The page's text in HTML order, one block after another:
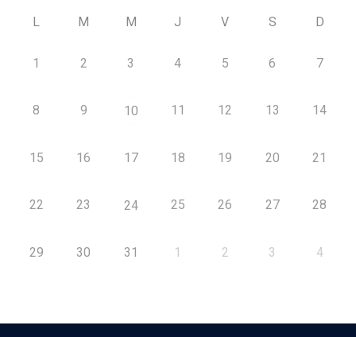
L M M J V S D
1 2 3 4 5 6 7
8 9 10 11 12 13 14
15 16 17 18 19 20 21
22 23 24 25 26 27 28
29 30 31 1 2 3 4